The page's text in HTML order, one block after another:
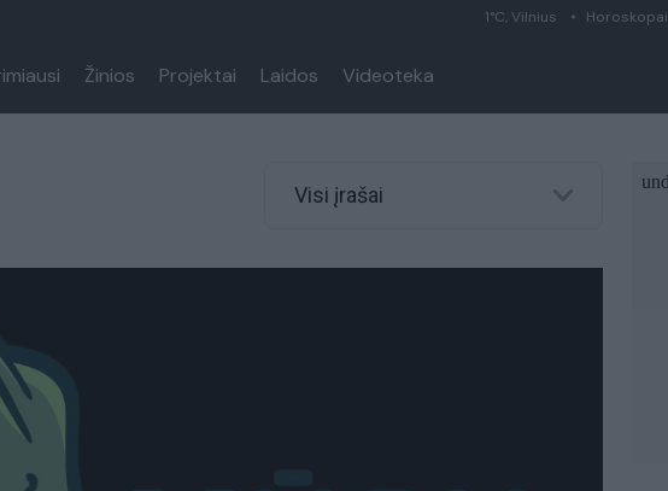
1°C, Vilnius Horoskopai
Žinios Projektai Laidos Videoteka
Visi įrašai